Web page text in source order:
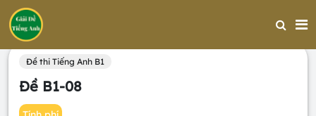
Trang chủ
Đề thi Tiếng Anh B1
Đề B1-08